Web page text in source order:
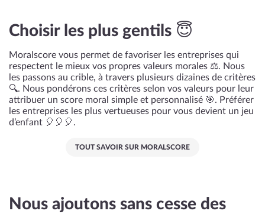
Choisir les plus gentils 😇
Moralscore vous permet de favoriser les entreprises qui
respectent le mieux vos propres valeurs morales ⚖️. Nous
les passons au crible, à travers plusieurs dizaines de critères
🔍. Nous pondérons ces critères selon vos valeurs pour leur
attribuer un score moral simple et personnalisé 🎯. Préférer
les entreprises les plus vertueuses pour vous devient un jeu
d’enfant 🎈🎈🎈.
TOUT SAVOIR SUR MORALSCORE
Nous ajoutons sans cesse des